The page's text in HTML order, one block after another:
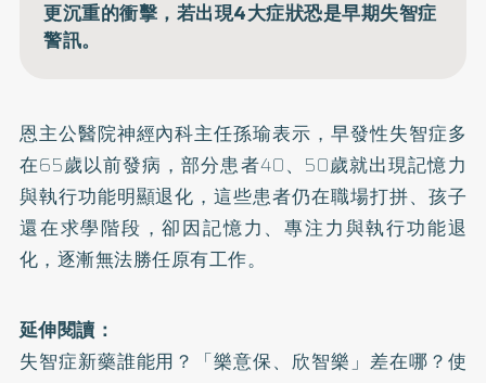
更沉重的衝擊，若出現4大症狀恐是早期失智症
警訊。
恩主公醫院神經內科主任孫瑜表示，早發性失智症多
在65歲以前發病，部分患者40、50歲就出現記憶力
與執行功能明顯退化，這些患者仍在職場打拼、孩子
還在求學階段，卻因記憶力、專注力與執行功能退
化，逐漸無法勝任原有工作。
延伸閱讀：
失智症新藥誰能用？「樂意保、欣智樂」差在哪？使